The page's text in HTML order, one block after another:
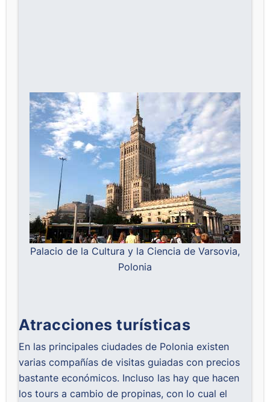
Palacio de la Cultura y la Ciencia de Varsovia,
Polonia
Atracciones turísticas
En las principales ciudades de Polonia existen
varias compañías de visitas guiadas con precios
bastante económicos. Incluso las hay que hacen
los tours a cambio de propinas, con lo cual el